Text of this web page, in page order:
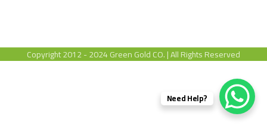
Copyright 2012 - 2024 Green Gold CO. | All Rights Reserved
?Need Help